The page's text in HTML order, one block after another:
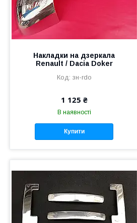
Накладки на дзеркала
Renault / Dacia Doker
зн-rdo
1 125 ₴
В наявності
Купити